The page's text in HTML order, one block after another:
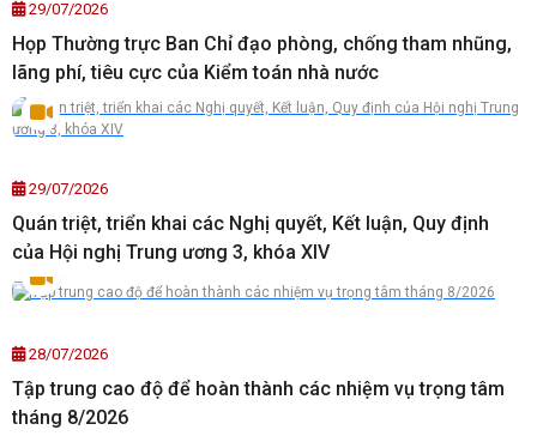
29/07/2026
Họp Thường trực Ban Chỉ đạo phòng, chống tham nhũng,
lãng phí, tiêu cực của Kiểm toán nhà nước
29/07/2026
Quán triệt, triển khai các Nghị quyết, Kết luận, Quy định
của Hội nghị Trung ương 3, khóa XIV
28/07/2026
Tập trung cao độ để hoàn thành các nhiệm vụ trọng tâm
tháng 8/2026